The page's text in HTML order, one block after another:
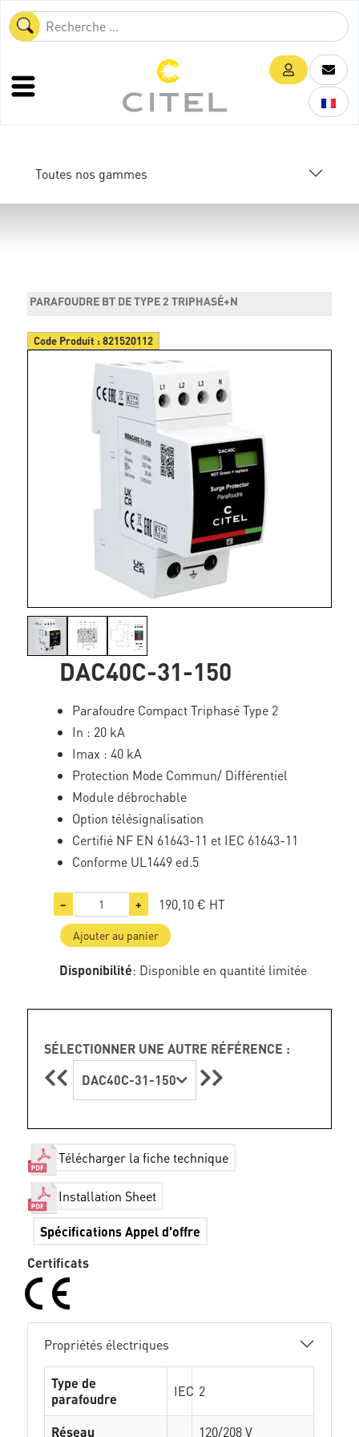
Toutes nos gammes
PARAFOUDRE BT DE TYPE 2 TRIPHASÉ+N
Code Produit :821520112
DAC40C-31-150
Parafoudre Compact Triphasé Type 2
In : 20 kA
Imax : 40 kA
Protection Mode Commun/ Différentiel
Module débrochable
Option télésignalisation
Certifié NF EN 61643-11 et IEC 61643-11
Conforme UL1449 ed.5
− + 190,10 € HT
Ajouter au panier
Disponibilité: Disponible en quantité limitée
SÉLECTIONNER UNE AUTRE RÉFÉRENCE :
DAC40C-31-150
Télécharger la fiche technique
Installation Sheet
Spécifications Appel d'offre
Certificats
Propriétés électriques
Type de
parafoudre
IEC 2
Réseau 120/208 V